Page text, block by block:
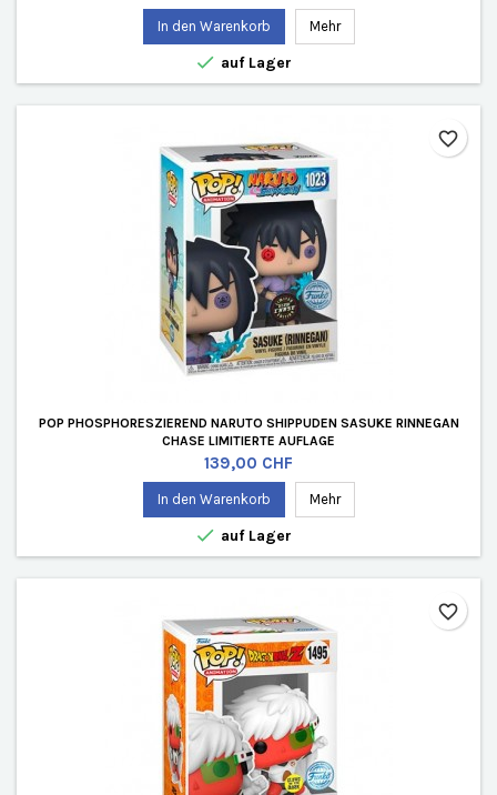
In den Warenkorb Mehr
 auf Lager
POP PHOSPHORESZIEREND NARUTO SHIPPUDEN SASUKE RINNEGAN
CHASE LIMITIERTE AUFLAGE
Preis
139,00 CHF
In den Warenkorb Mehr
 auf Lager
favorite_border
favorite_border